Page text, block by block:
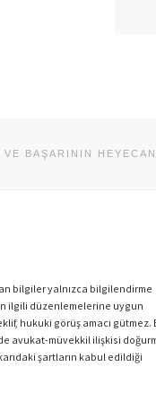
BAŞARININ
bilgiler yalnızca bilgilendirme
ilgili düzenlemelerine uygun
hukuki görüş amacı gütmez.
avukat-müvekkil ilişkisi
şartların kabul edildiği